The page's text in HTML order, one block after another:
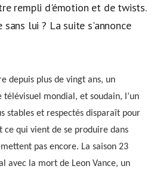
rempli d'émotion et de twists.
sans lui ? La suite s'annonce
depuis plus de vingt ans, un
mondial, et soudain, l’un
stables et respectés disparaît pour
ce qui vient de se produire dans
pas encore. La saison 23
avec la mort de Leon Vance, un